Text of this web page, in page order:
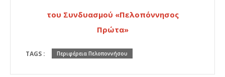
του Συνδυασμού «Πελοπόννησος
Πρώτα»
TAGS : Περιφέρεια Πελοποννήσου